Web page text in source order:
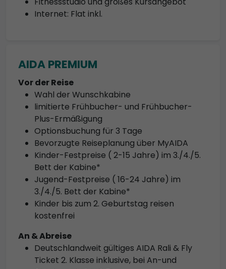
Internet: Flat inkl.
AIDA PREMIUM
Vor der Reise
Wahl der Wunschkabine
limitierte Frühbucher- und Frühbucher-
Plus-Ermäßigung
Optionsbuchung für 3 Tage
Bevorzugte Reiseplanung über MyAIDA
Kinder-Festpreise ( 2-15 Jahre) im 3./4./5.
Bett der Kabine*
Jugend-Festpreise ( 16-24 Jahre) im
3./4./5. Bett der Kabine*
Kinder bis zum 2. Geburtstag reisen
kostenfrei
An & Abreise
Deutschlandweit gültiges AIDA Rali & Fly
Ticket 2. Klasse inklusive, bei An-und